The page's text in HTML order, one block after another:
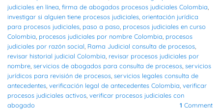
judiciales en línea firma de abogados procesos judiciales Colombia
investigar si alguien tiene procesos judiciales orientación jurídica
para procesos judiciales paso a paso procesos judiciales en curso
Colombia procesos judiciales por nombre Colombia procesos
judiciales por razón social Rama Judicial consulta de procesos
revisar historial judicial Colombia revisar procesos judiciales por
nombre servicios de abogados para consulta de procesos servicios
jurídicos para revisión de procesos servicios legales consulta de
antecedentes verificación legal de antecedentes Colombia verificar
procesos judiciales activos verificar procesos judiciales con
abogado
1 Comment